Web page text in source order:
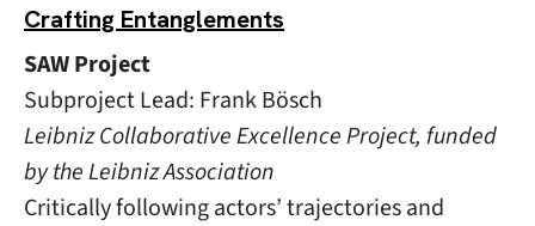
Crafting Entanglements
SAW Project
Subproject Lead: Frank Bösch
Leibniz Collaborative Excellence Project, funded
by the Leibniz Association
Critically following actors’ trajectories and